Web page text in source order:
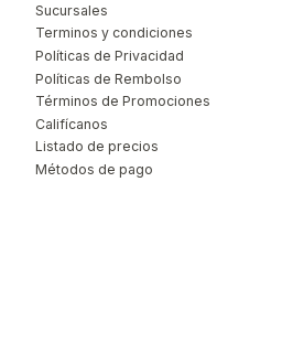
Sucursales
Terminos y condiciones
Políticas de Privacidad
Políticas de Rembolso
Términos de Promociones
Califícanos
Listado de precios
Métodos de pago